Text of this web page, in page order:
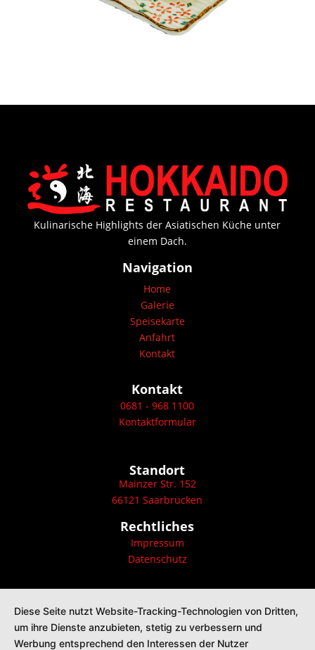
Kulinarische Highlights der Asiatischen Küche unter
einem Dach.
Navigation
Home
Galerie
Speisekarte
Anfahrt
Kontakt
Kontakt
0681 - 968 1100
Kontaktformular
Standort
Mainzer Str. 152
66121 Saarbrücken
Rechtliches
Impressum
Datenschutz
Diese Seite nutzt Website-Tracking-Technologien von Dritten,
um ihre Dienste anzubieten, stetig zu verbessern und
Werbung entsprechend den Interessen der Nutzer